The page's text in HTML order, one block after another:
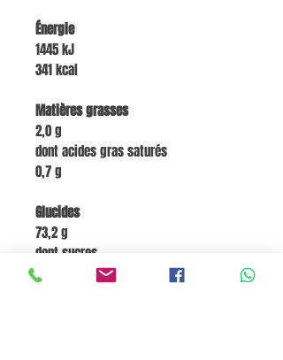
Énergie
1445 kJ
341 kcal
Matières grasses
2,0 g
dont acides gras saturés
0,7 g
Glucides
73,2 g
dont sucres
0,3 g